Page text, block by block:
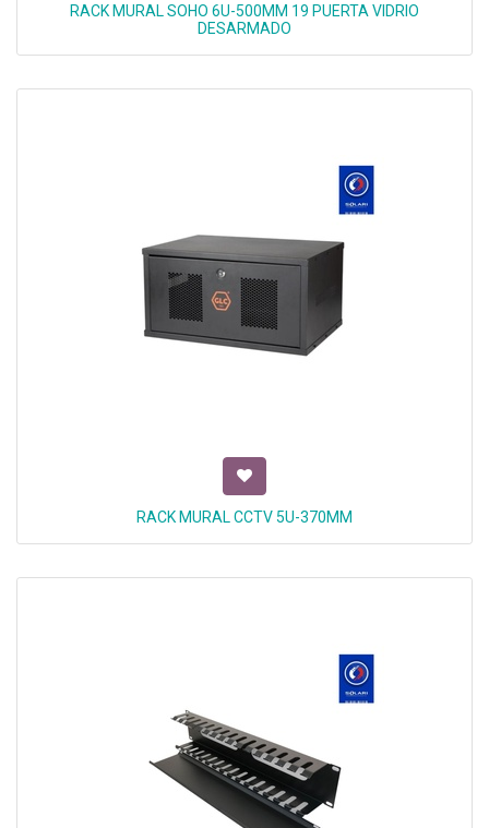
RACK MURAL SOHO 6U-500MM 19 PUERTA VIDRIO
DESARMADO
RACK MURAL CCTV 5U-370MM